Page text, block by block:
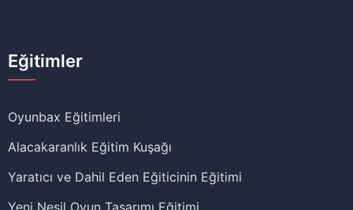
Eğitimler
Oyunbax Eğitimleri
Alacakaranlık Eğitim Kuşağı
Yaratıcı ve Dahil Eden Eğiticinin Eğitimi
Yeni Nesil Oyun Tasarımı Eğitimi